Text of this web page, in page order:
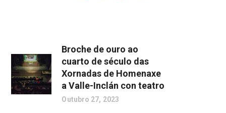
Broche de ouro ao
cuarto de século das
Xornadas de Homenaxe
a Valle-Inclán con teatro
Outubro 27, 2023